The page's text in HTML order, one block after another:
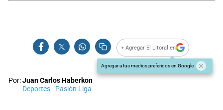
+ Agregar El Litoral en
Agregar a tus medios preferidos en Google
Por:Juan Carlos Haberkon
Deportes - Pasión Liga